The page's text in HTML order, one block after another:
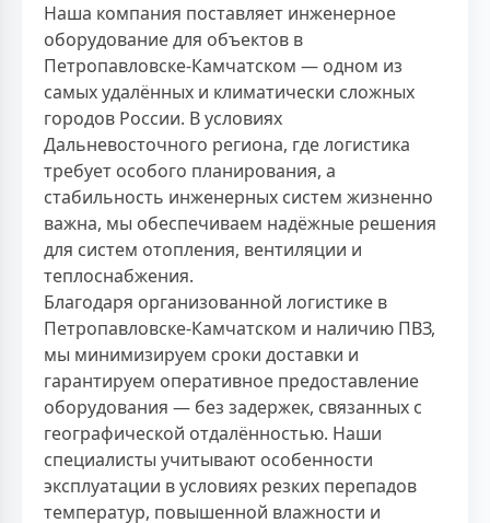
Наша компания поставляет инженерное
оборудование для объектов в
Петропавловске-Камчатском — одном из
самых удалённых и климатически сложных
городов России. В условиях
Дальневосточного региона, где логистика
требует особого планирования, а
стабильность инженерных систем жизненно
важна, мы обеспечиваем надёжные решения
для систем отопления, вентиляции и
теплоснабжения.
Благодаря организованной логистике в
Петропавловске-Камчатском и наличию ПВЗ,
мы минимизируем сроки доставки и
гарантируем оперативное предоставление
оборудования — без задержек, связанных с
географической отдалённостью. Наши
специалисты учитывают особенности
эксплуатации в условиях резких перепадов
температур, повышенной влажности и